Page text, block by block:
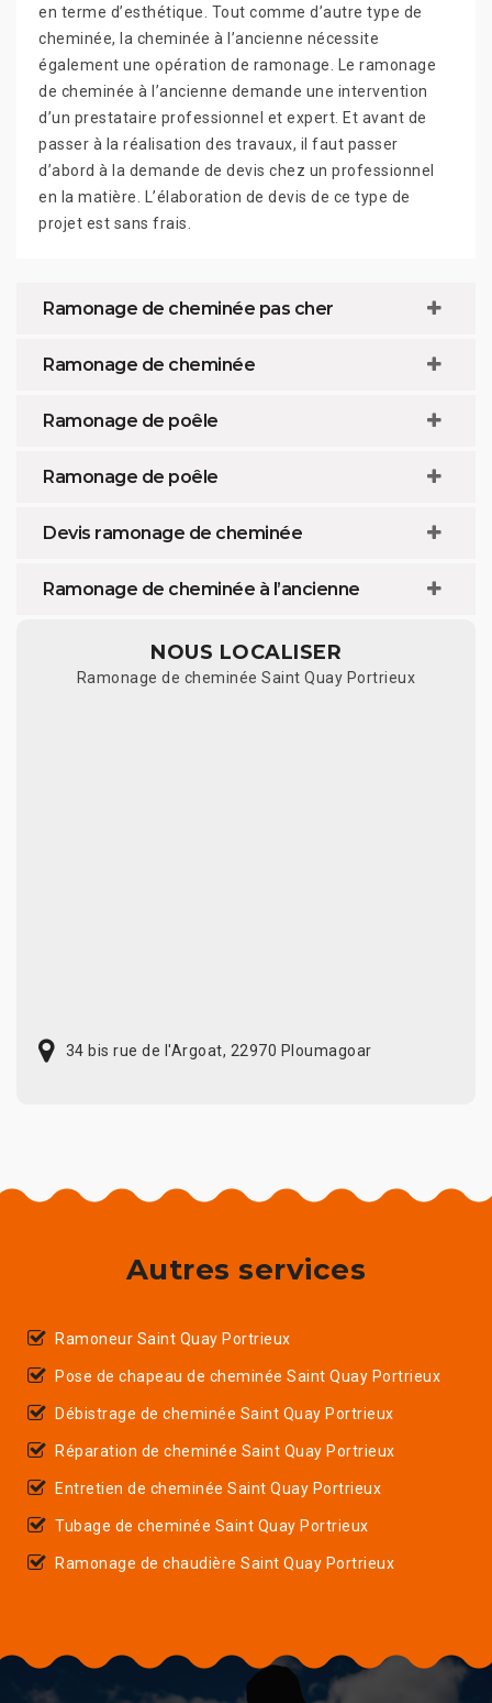
en terme d’esthétique. Tout comme d’autre type de
cheminée, la cheminée à l’ancienne nécessite
également une opération de ramonage. Le ramonage
de cheminée à l’ancienne demande une intervention
d’un prestataire professionnel et expert. Et avant de
passer à la réalisation des travaux, il faut passer
d’abord à la demande de devis chez un professionnel
en la matière. L’élaboration de devis de ce type de
projet est sans frais.
Ramonage de cheminée pas cher
Ramonage de cheminée
Ramonage de poêle
Ramonage de poêle
Devis ramonage de cheminée
Ramonage de cheminée à l’ancienne
NOUS LOCALISER
Ramonage de cheminée Saint Quay Portrieux
34 bis rue de l'Argoat, 22970 Ploumagoar
Autres services
Ramoneur Saint Quay Portrieux
Pose de chapeau de cheminée Saint Quay Portrieux
Débistrage de cheminée Saint Quay Portrieux
Réparation de cheminée Saint Quay Portrieux
Entretien de cheminée Saint Quay Portrieux
Tubage de cheminée Saint Quay Portrieux
Ramonage de chaudière Saint Quay Portrieux